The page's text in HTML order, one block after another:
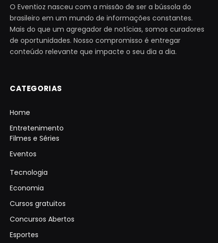
O Eventioz nasceu com a missão de ser a bússola do
brasileiro em um mundo de informações constantes.
Mais do que um agregador de notícias, somos curadores
de oportunidades. Nosso compromisso é entregar
conteúdo relevante que impacte o seu dia a dia.
CATEGORIAS
Home
Entretenimento
Filmes e Séries
Eventos
Tecnologia
Economia
Cursos gratuitos
Concursos Abertos
Esportes